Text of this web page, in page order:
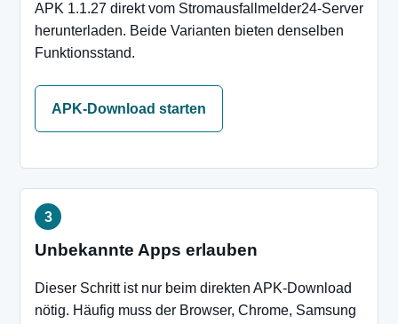
APK 1.1.27 direkt vom Stromausfallmelder24-Server
herunterladen. Beide Varianten bieten denselben
Funktionsstand.
APK-Download starten
Unbekannte Apps erlauben
Dieser Schritt ist nur beim direkten APK-Download
nötig. Häufig muss der Browser, Chrome, Samsung